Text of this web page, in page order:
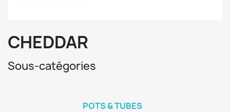
CHEDDAR
Sous-catégories
POTS & TUBES